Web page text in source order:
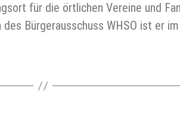
für die örtlichen Vereine und
Bürgerausschuss WHSO ist er